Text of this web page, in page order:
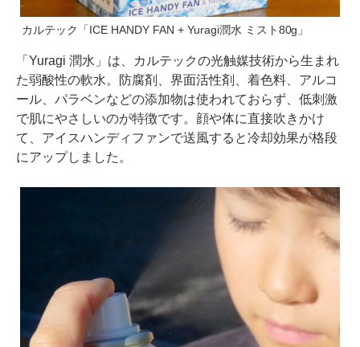
カルテック「ICE HANDY FAN + Yuragi潤水 ミスト80g」
「Yuragi 潤水」は、カルテックの光触媒技術から生まれ
た弱酸性の軟水。防腐剤、界面活性剤、着色料、アルコ
ール、パラベンなどの添加物は使われておらず、低刺激
で肌にやさしいのが特徴です。顔や体に直接吹きかけ
て、アイスハンディファンで送風すると冷却効果が格段
にアップしました。